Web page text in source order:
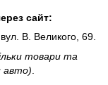
сайт:
вул. В. Великого, 69.
товари та
авто).